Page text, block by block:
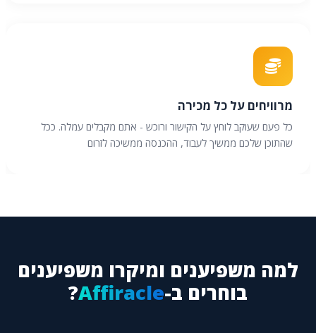
מרוויחים על כל מכירה
כל פעם שעוקב לוחץ על הקישור ורוכש - אתם מקבלים עמלה. ככל
שהתוכן שלכם ממשיך לעבוד, ההכנסה ממשיכה לזרום
למה משפיענים ומיקרו משפיענים
בוחרים ב-Affiracle
?